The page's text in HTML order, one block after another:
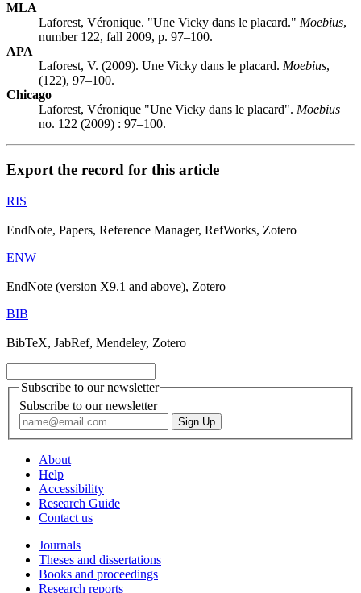
MLA
Laforest, Véronique. "Une Vicky dans le placard." Moebius,
number 122, fall 2009, p. 97–100.
APA
Laforest, V. (2009). Une Vicky dans le placard. Moebius,
(122), 97–100.
Chicago
Laforest, Véronique "Une Vicky dans le placard". Moebius
no. 122 (2009) : 97–100.
Export the record for this article
RIS
EndNote, Papers, Reference Manager, RefWorks, Zotero
ENW
EndNote (version X9.1 and above), Zotero
BIB
BibTeX, JabRef, Mendeley, Zotero
Subscribe to our newsletter
Subscribe to our newsletter
About
Help
Accessibility
Research Guide
Contact us
Journals
Theses and dissertations
Books and proceedings
Research reports